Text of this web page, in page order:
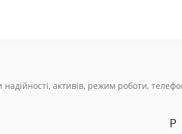
активів, режим роботи,
Р